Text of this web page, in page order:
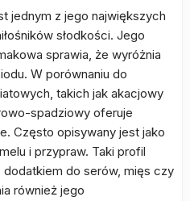
jednym z jego największych
słodkości. Jego
sprawia, że wyróżnia
W porównaniu do
takich jak akacjowy
spadziowy oferuje
Często opisywany jest jako
i przypraw. Taki profil
do serów, mięs czy
również jego